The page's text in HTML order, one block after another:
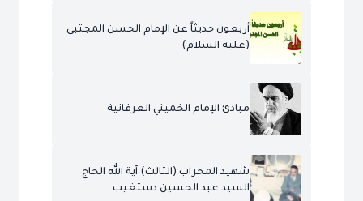
أربعون حديثاً عن الإمام الحسن المجتبى
(عليه السلام)
مبادئ الإمام الخميني العرفانية
شهيد المحراب (الثالث) آية الله الحاج
السيد عبد الحسين دستغيب